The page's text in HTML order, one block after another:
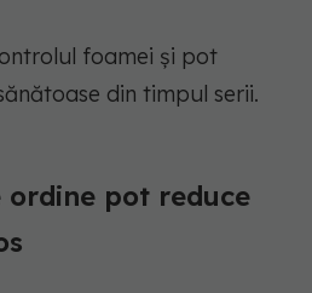
foamei și pot
din timpul serii.
ordine pot reduce